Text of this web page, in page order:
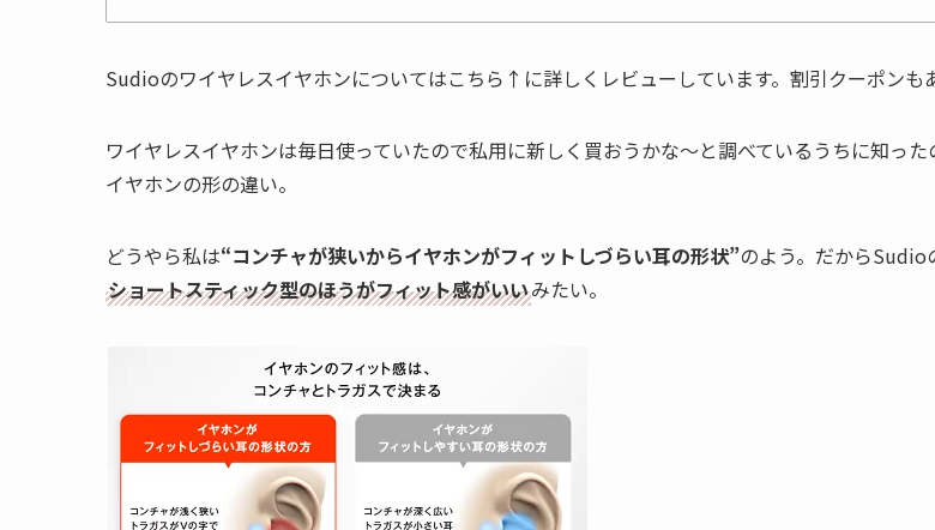
Sudioのワイヤレスイヤホンについてはこちら↑に詳しくレビューしています。割引クーポンも
ワイヤレスイヤホンは毎日使っていたので私用に新しく買おうかな〜と調べているうちに知っ
イヤホンの形の違い。
どうやら私は“コンチャが狭いからイヤホンがフィットしづらい耳の形状”のよう。だからSudio
ショートスティック型のほうがフィット感がいいみたい。